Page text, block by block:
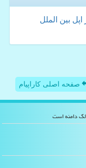
اپل بین الملل
صفحه اصلی کاراپیام